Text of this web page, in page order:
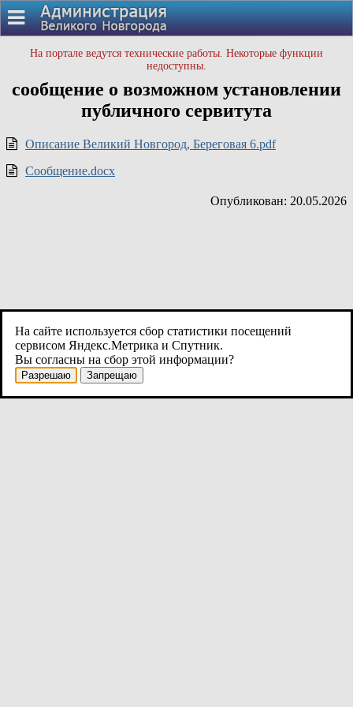
На портале ведутся технические работы. Некоторые функции
недоступны.
сообщение о возможном установлении
публичного сервитута
Описание Великий Новгород, Береговая 6.pdf
Сообщение.docx
Опубликован: 20.05.2026
На сайте используется сбор статистики посещений
сервисом Яндекс.Метрика и Спутник.
Вы согласны на сбор этой информации?
Разрешаю Запрещаю